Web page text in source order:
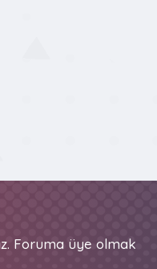
Foruma üye olmak